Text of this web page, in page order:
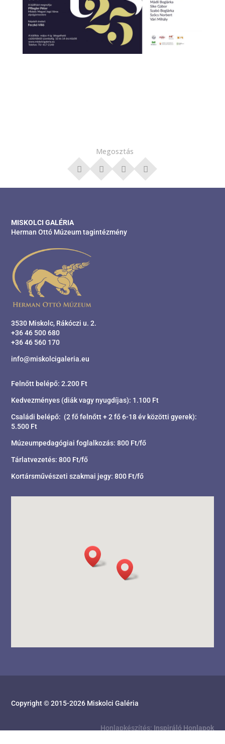
Megosztás
MISKOLCI GALÉRIA
Herman Ottó Múzeum tagintézmény
3530 Miskolc, Rákóczi u. 2.
+36 46 500 680
+36 46 560 170
info@miskolcigaleria.eu
Felnőtt belépő: 2.200 Ft
Kedvezményes (diák vagy nyugdíjas): 1.100 Ft
Családi belépő: (2 fő felnőtt + 2 fő 6-18 év közötti gyerek):
5.500 Ft
Múzeumpedagógiai foglalkozás: 800 Ft/fő
Tárlatvezetés: 800 Ft/fő
Kortársművészeti szakmai jegy: 800 Ft/fő
Copyright © 2015-2026 Miskolci Galéria
Honlapkészítés: Inspiráló Honlapok